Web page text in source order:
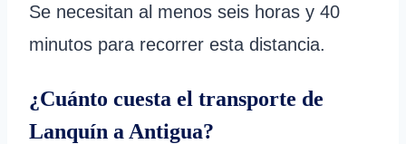
Se necesitan al menos seis horas y 40
minutos para recorrer esta distancia.
¿Cuánto cuesta el transporte de
Lanquín a Antigua?